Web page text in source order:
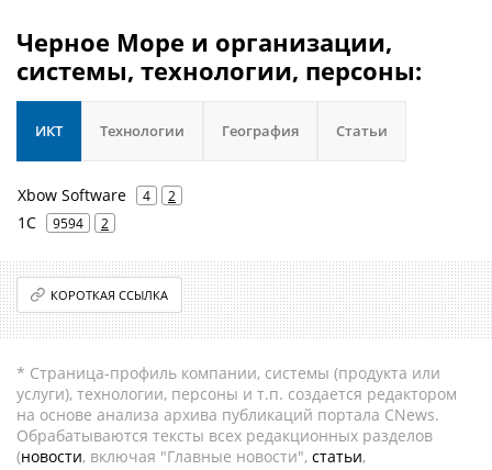
Черное Море и организации,
системы, технологии, персоны:
ИКТ Технологии География Статьи
Xbow Software 4 2
1С 9594 2
КОРОТКАЯ ССЫЛКА
* Страница-профиль компании, системы (продукта или
услуги), технологии, персоны и т.п. создается редактором
на основе анализа архива публикаций портала CNews.
Обрабатываются тексты всех редакционных разделов
(новости, включая "Главные новости", статьи,